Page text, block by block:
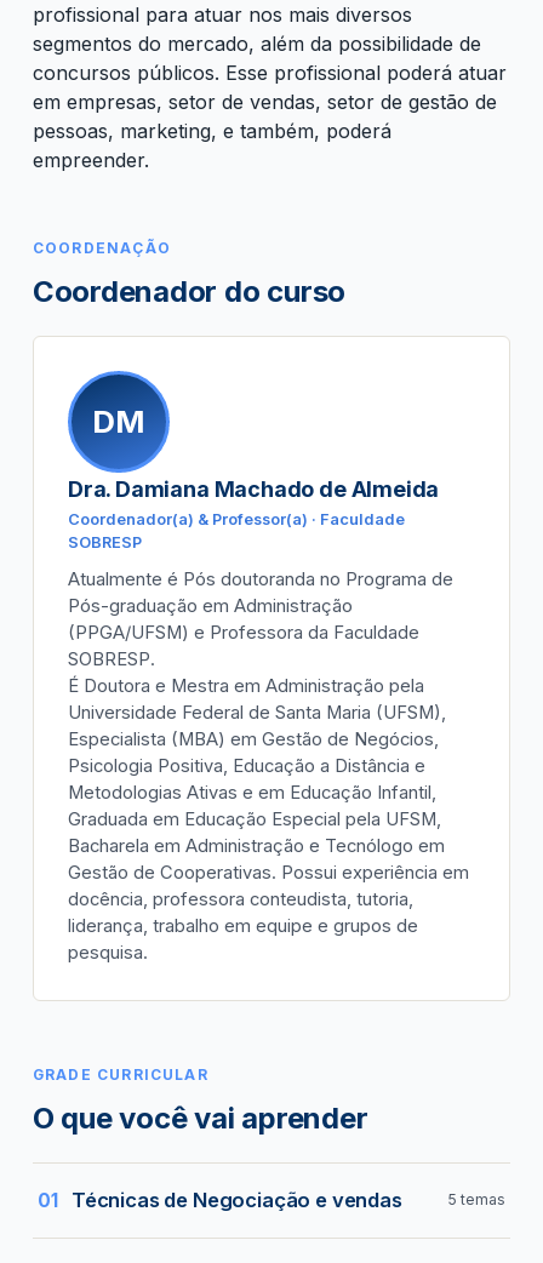
profissional para atuar nos mais diversos
segmentos do mercado, além da possibilidade de
concursos públicos. Esse profissional poderá atuar
em empresas, setor de vendas, setor de gestão de
pessoas, marketing, e também, poderá
empreender.
COORDENAÇÃO
Coordenador do curso
DM
Dra. Damiana Machado de Almeida
Coordenador(a) & Professor(a) · Faculdade
SOBRESP
Atualmente é Pós doutoranda no Programa de
Pós-graduação em Administração
(PPGA/UFSM) e Professora da Faculdade
SOBRESP.
É Doutora e Mestra em Administração pela
Universidade Federal de Santa Maria (UFSM),
Especialista (MBA) em Gestão de Negócios,
Psicologia Positiva, Educação a Distância e
Metodologias Ativas e em Educação Infantil,
Graduada em Educação Especial pela UFSM,
Bacharela em Administração e Tecnólogo em
Gestão de Cooperativas. Possui experiência em
docência, professora conteudista, tutoria,
liderança, trabalho em equipe e grupos de
pesquisa.
GRADE CURRICULAR
O que você vai aprender
01 Técnicas de Negociação e vendas 5 temas